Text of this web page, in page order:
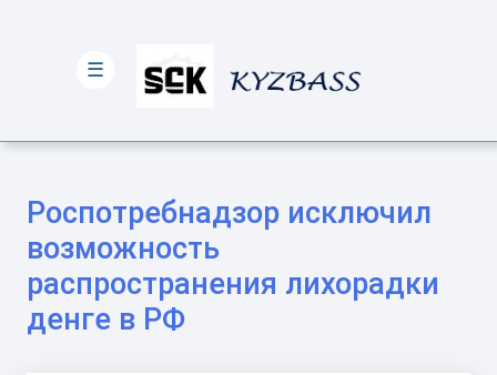
Роспотребнадзор исключил
возможность
распространения лихорадки
денге в РФ
☰